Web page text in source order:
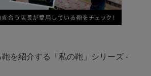
を紹介する「私の鞄」シリーズ -